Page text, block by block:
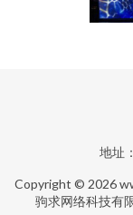
地址
Copyright © 2026
驹求网络科技有